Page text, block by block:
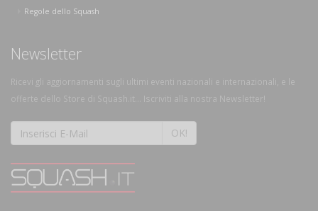
Regole dello Squash
Newsletter
Ricevi gli aggiornamenti sugli ultimi eventi nazionali e internazionali, e le
offerte dello Store di Squash.it... Iscriviti alla nostra Newsletter!
OK!